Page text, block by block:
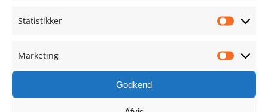
Statistikker
Marketing
Godkend
februar 2024
januar 2024